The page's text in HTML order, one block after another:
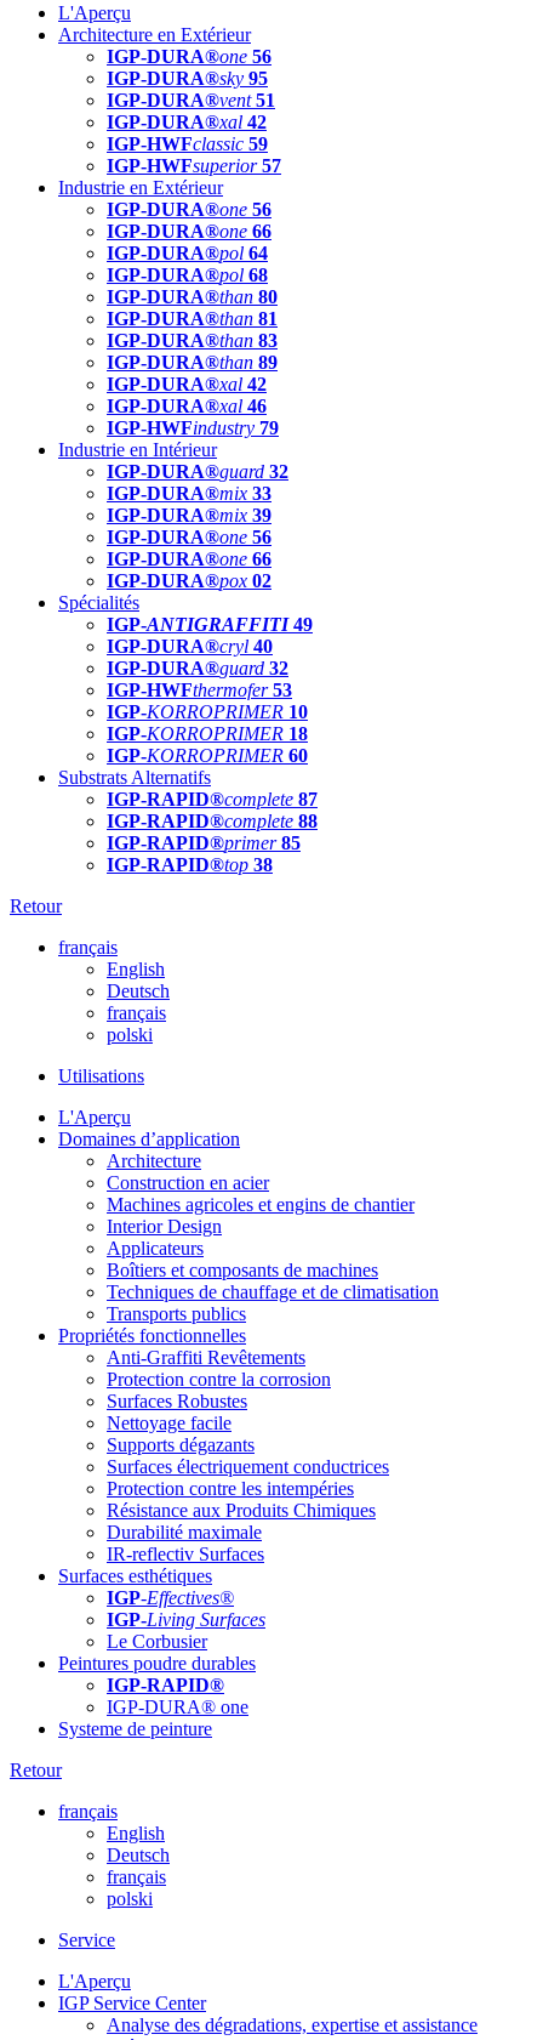
L'Aperçu
Architecture en Extérieur
IGP-DURA®one 56
IGP-DURA®sky 95
IGP-DURA®vent 51
IGP-DURA®xal 42
IGP-HWFclassic 59
IGP-HWFsuperior 57
Industrie en Extérieur
IGP-DURA®one 56
IGP-DURA®one 66
IGP-DURA®pol 64
IGP-DURA®pol 68
IGP-DURA®than 80
IGP-DURA®than 81
IGP-DURA®than 83
IGP-DURA®than 89
IGP-DURA®xal 42
IGP-DURA®xal 46
IGP-HWFindustry 79
Industrie en Intérieur
IGP-DURA®guard 32
IGP-DURA®mix 33
IGP-DURA®mix 39
IGP-DURA®one 56
IGP-DURA®one 66
IGP-DURA®pox 02
Spécialités
IGP-ANTIGRAFFITI49
IGP-DURA®cryl 40
IGP-DURA®guard 32
IGP-HWFthermofer 53
IGP-KORROPRIMER 10
IGP-KORROPRIMER 18
IGP-KORROPRIMER 60
Substrats Alternatifs
IGP-RAPID®complete 87
IGP-RAPID®complete 88
IGP-RAPID®primer 85
IGP-RAPID®top 38
Retour
français
English
Deutsch
français
polski
Utilisations
L'Aperçu
Domaines d’application
Architecture
Construction en acier
Machines agricoles et engins de chantier
Interior Design
Applicateurs
Boîtiers et composants de machines
Techniques de chauffage et de climatisation
Transports publics
Propriétés fonctionnelles
Anti-Graffiti Revêtements
Protection contre la corrosion
Surfaces Robustes
Nettoyage facile
Supports dégazants
Surfaces électriquement conductrices
Protection contre les intempéries
Résistance aux Produits Chimiques
Durabilité maximale
IR-reflectiv Surfaces
Surfaces esthétiques
IGP-Effectives®
IGP-Living Surfaces
Le Corbusier
Peintures poudre durables
IGP-RAPID®
IGP-DURA® one
Systeme de peinture
Retour
français
English
Deutsch
français
polski
Service
L'Aperçu
IGP Service Center
Analyse des dégradations, expertise et assistance